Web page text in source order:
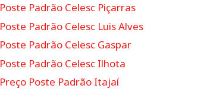
Poste Padrão Celesc Piçarras
Poste Padrão Celesc Luis Alves
Poste Padrão Celesc Gaspar
Poste Padrão Celesc Ilhota
Preço Poste Padrão Itajaí